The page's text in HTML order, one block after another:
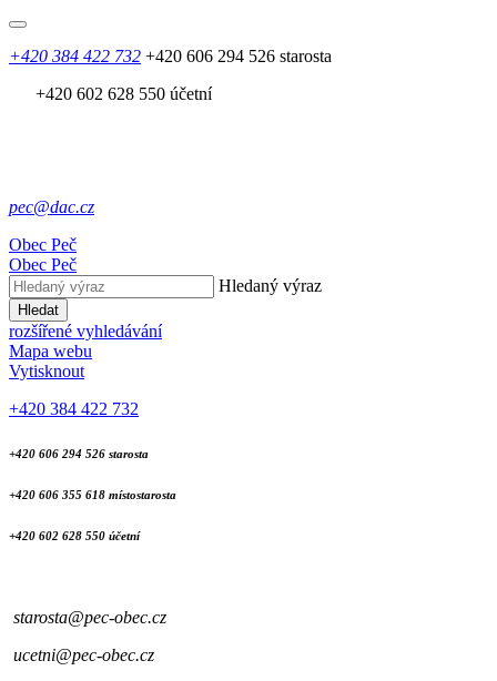
+420 384 422 732 +420 606 294 526 starosta
+420 602 628 550 účetní
pec@dac.cz
Obec Peč
Obec Peč
Hledaný výraz
Hledat
rozšířené vyhledávání
Mapa webu
Vytisknout
+420 384 422 732
+420 606 294 526 starosta
+420 606 355 618 místostarosta
+420 602 628 550 účetní
starosta@pec-obec.cz
ucetni@pec-obec.cz